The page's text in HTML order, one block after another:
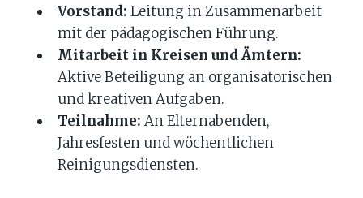
Vorstand: Leitung in Zusammenarbeit
mit der pädagogischen Führung.
Mitarbeit in Kreisen und Ämtern:
Aktive Beteiligung an organisatorischen
und kreativen Aufgaben.
Teilnahme: An Elternabenden,
Jahresfesten und wöchentlichen
Reinigungsdiensten.